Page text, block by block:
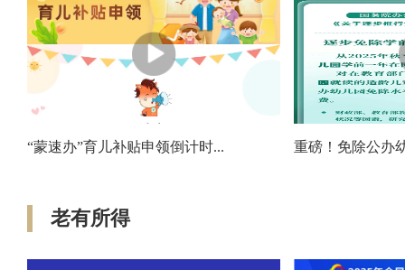
“蒙速办”育儿补贴申领倒计时... 重磅！免除公办
老有所得